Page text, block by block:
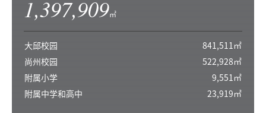
1,397,909㎡
大邱校园
841,511㎡
尚州校园
522,928㎡
附属小学
9,551㎡
附属中学和高中
23,919㎡